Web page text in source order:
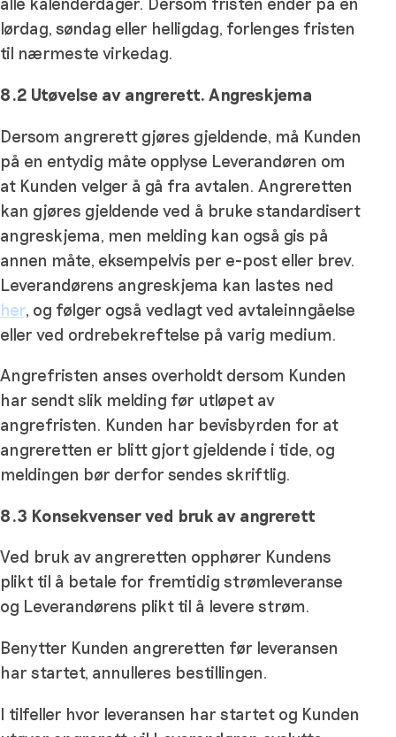
lørdag, søndag eller helligdag, forlenges fristen
til nærmeste virkedag.
8.2 Utøvelse av angrerett. Angreskjema
Dersom angrerett gjøres gjeldende, må Kunden
på en entydig måte opplyse Leverandøren om
at Kunden velger å gå fra avtalen. Angreretten
kan gjøres gjeldende ved å bruke standardisert
angreskjema, men melding kan også gis på
annen måte, eksempelvis per e-post eller brev.
Leverandørens angreskjema kan lastes ned
her, og følger også vedlagt ved avtaleinngåelse
eller ved ordrebekreftelse på varig medium.
Angrefristen anses overholdt dersom Kunden
har sendt slik melding før utløpet av
angrefristen. Kunden har bevisbyrden for at
angreretten er blitt gjort gjeldende i tide, og
meldingen bør derfor sendes skriftlig.
8.3 Konsekvenser ved bruk av angrerett
Ved bruk av angreretten opphører Kundens
plikt til å betale for fremtidig strømleveranse
og Leverandørens plikt til å levere strøm.
Benytter Kunden angreretten før leveransen
har startet, annulleres bestillingen.
I tilfeller hvor leveransen har startet og Kunden